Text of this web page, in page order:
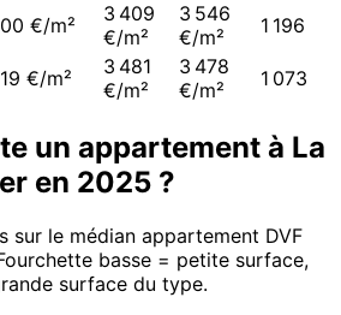
€/m²
3 409
€/m²
3 546
€/m²
1 196
€/m²
3 481
€/m²
3 478
€/m²
1 073
un appartement à La
en 2025 ?
sur le médian appartement DVF
basse = petite surface,
surface du type.